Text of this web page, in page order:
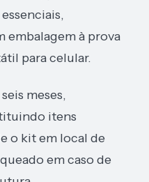
embalagem à prova
para celular.
meses,
itens
o kit em local de
em caso de